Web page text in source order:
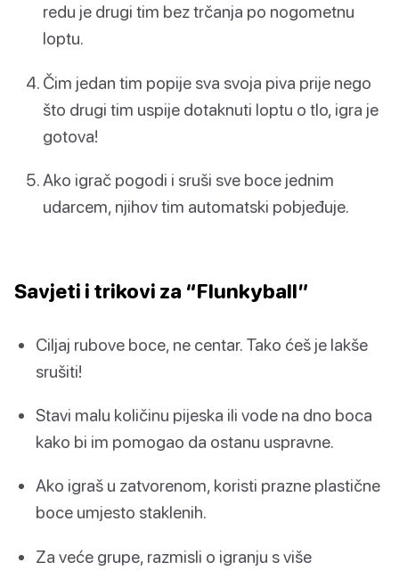
redu je drugi tim bez trčanja po nogometnu
loptu.
Čim jedan tim popije sva svoja piva prije nego
što drugi tim uspije dotaknuti loptu o tlo, igra je
gotova!
Ako igrač pogodi i sruši sve boce jednim
udarcem, njihov tim automatski pobjeđuje.
Savjeti i trikovi za “Flunkyball”
Ciljaj rubove boce, ne centar. Tako ćeš je lakše
srušiti!
Stavi malu količinu pijeska ili vode na dno boca
kako bi im pomogao da ostanu uspravne.
Ako igraš u zatvorenom, koristi prazne plastične
boce umjesto staklenih.
Za veće grupe, razmisli o igranju s više